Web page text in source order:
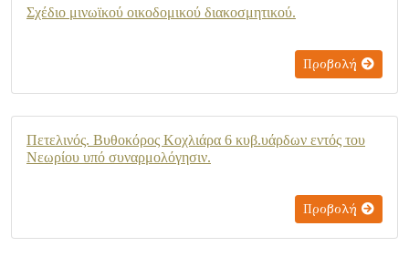
Σχέδιο μινωϊκού οικοδομικού διακοσμητικού.
Προβολή
Πετελινός. Βυθοκόρος Κοχλιάρα 6 κυβ.υάρδων εντός του
Νεωρίου υπό συναρμολόγησιν.
Προβολή